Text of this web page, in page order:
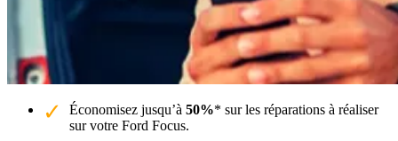
Économisez jusqu’à 50%* sur les réparations à réaliser
sur votre Ford Focus.